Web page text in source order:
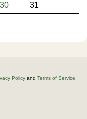
30
31
Policy and Terms of Service